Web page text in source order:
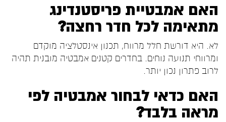
האם אמבטיית פריסטנדינג
מתאימה לכל חדר רחצה?
לא. היא דורשת חלל מרווח, תכנון אינסטלציה מוקדם
ומרווחי תנועה נוחים. בחדרים קטנים אמבטיה מובנית תהיה
לרוב פתרון נכון יותר.
האם כדאי לבחור אמבטיה לפי
מראה בלבד?